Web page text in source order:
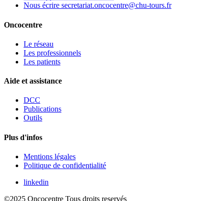
Nous écrire secretariat.oncocentre@chu-tours.fr
Oncocentre
Le réseau
Les professionnels
Les patients
Aide et assistance
DCC
Publications
Outils
Plus d'infos
Mentions légales
Politique de confidentialité
linkedin
©2025 Oncocentre Tous droits reservés